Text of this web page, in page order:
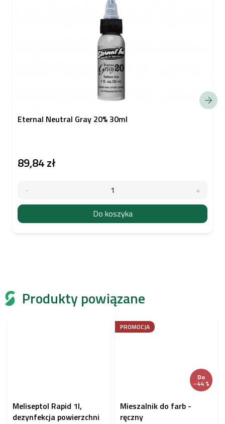
Produkty powiązane
Meliseptol Rapid 1l,
dezynfekcja powierzchni
PROMOCJA
Do
–44 %
Mieszalnik do farb -
ręczny
Eternal Neutral Gray 20% 30ml
89,84 zł
Do koszyka